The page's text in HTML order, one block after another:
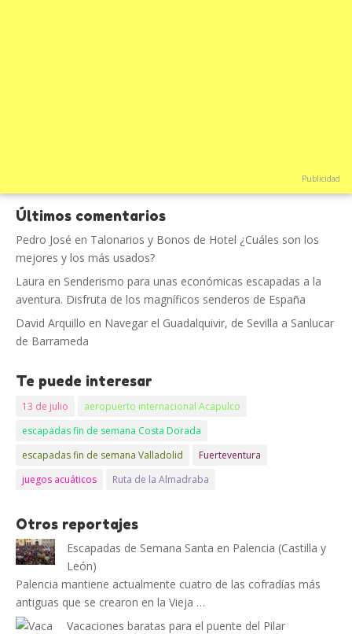
Publicidad
Últimos comentarios
Pedro José en Talonarios y Bonos de Hotel ¿Cuáles son los
mejores y los más usados?
Laura en Senderismo para unas económicas escapadas a la
aventura. Disfruta de los magníficos senderos de España
David Arquillo en Navegar el Guadalquivir, de Sevilla a Sanlucar
de Barrameda
Te puede interesar
13 de julio
aeropuerto internacional Acapulco
escapadas fin de semana Costa Dorada
escapadas fin de semana Valladolid
Fuerteventura
juegos acuáticos
Ruta de la Almadraba
Otros reportajes
Escapadas de Semana Santa en Palencia (Castilla y
León)
Palencia mantiene actualmente cuatro de las cofradías más
antiguas que se crearon en la Vieja …
Vacaciones baratas para el puente del Pilar